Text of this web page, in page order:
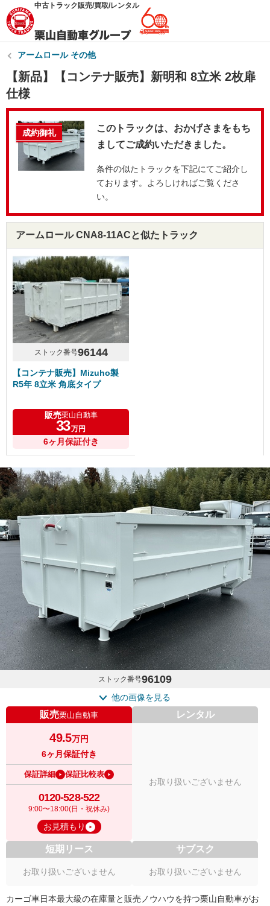
中古トラック販売/買取/レンタル
アームロール その他
【新品】【コンテナ販売】新明和 8立米 2枚扉
仕様
成約御礼
このトラックは、おかげさまをもち
ましてご成約いただきました。
条件の似たトラックを下記にてご紹介し
ております。よろしければご覧くださ
い。
アームロール CNA8-11ACと似たトラック
ストック番号96144
【コンテナ販売】Mizuho製
R5年 8立米 角底タイプ
販売栗山自動車
33万円
6ヶ月保証付き
ストック番号96109
他の画像を見る
販売栗山自動車
49.5万円
6ヶ月保証付き
保証詳細 保証比較表
0120-528-522
9:00〜18:00(日・祝休み)
お見積もり
レンタル
お取り扱いございません
短期リース
お取り扱いございません
サブスク
お取り扱いございません
カーゴ車日本最大級の在庫量と販売ノウハウを持つ栗山自動車がお